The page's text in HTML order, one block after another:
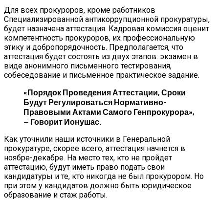
Для всех прокуроров, кроме работников
Специализированной антикоррупционной прокуратуры,
будет назначена аттестация. Кадровая комиссия оценит
компетентность прокуроров, их профессиональную
этику и добропорядочность. Предполагается, что
аттестация будет состоять из двух этапов: экзамен в
виде анонимного письменного тестирования,
собеседование и письменное практическое задание.
«Порядок Проведения Аттестации, Сроки
Будут Регулироваться Нормативно-
Правовыми Актами Самого Генпрокурора»,
— Говорит Ионушас.
Как уточнили наши источники в Генеральной
прокуратуре, скорее всего, аттестация начнется в
ноябре-декабре. На место тех, кто не пройдет
аттестацию, будут иметь право подать свои
кандидатуры и те, кто никогда не был прокурором. Но
при этом у кандидатов должно быть юридическое
образование и стаж работы.